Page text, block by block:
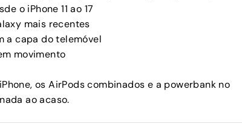
o iPhone 11 ao 17
mais recentes
a capa do telemóvel
movimento
os AirPods combinados e a powerbank no
ao acaso.